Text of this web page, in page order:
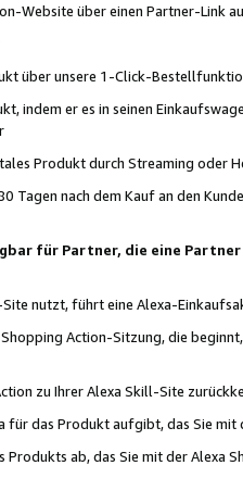
Website über einen Partner-Link
über unsere 1-Click-
indem er es in seinen
Produkt durch Streaming oder
nach dem Kauf an den
für Partner, die eine
nutzt, führt eine Alexa-
Action-Sitzung, die
zu Ihrer Alexa Skill-Site
das Produkt aufgibt, das Sie mit
Produkts ab, das Sie mit der Alexa